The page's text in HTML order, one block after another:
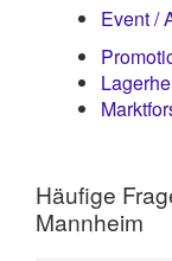
Event /
Häufige
Mannheim